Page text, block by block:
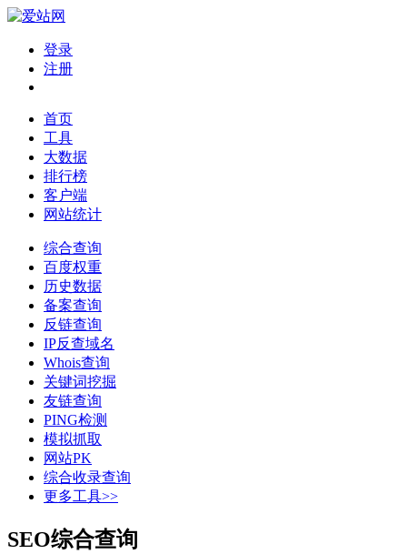
登录
注册
首页
工具
大数据
排行榜
客户端
网站统计
综合查询
百度权重
历史数据
备案查询
反链查询
IP反查域名
Whois查询
关键词挖掘
友链查询
PING检测
模拟抓取
网站PK
综合收录查询
更多工具>>
SEO综合查询